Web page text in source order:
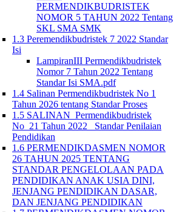
PERMENDIKBUDRISTEK
NOMOR 5 TAHUN 2022 Tentang
SKL SMA SMK
1.3 Peremendikbudristek 7 2022 Standar
Isi
LampiranIII Permendikbudristek
Nomor 7 Tahun 2022 Tentang
Standar Isi SMA.pdf
1.4 Salinan Permendikbudristek No 1
Tahun 2026 tentang Standar Proses
1.5 SALINAN_Permendikbudristek
No_21 Tahun 2022_ Standar Penilaian
Pendidikan
1.6 PERMENDIKDASMEN NOMOR
26 TAHUN 2025 TENTANG
STANDAR PENGELOLAAN PADA
PENDIDIKAN ANAK USIA DINI,
JENJANG PENDIDIKAN DASAR,
DAN JENJANG PENDIDIKAN